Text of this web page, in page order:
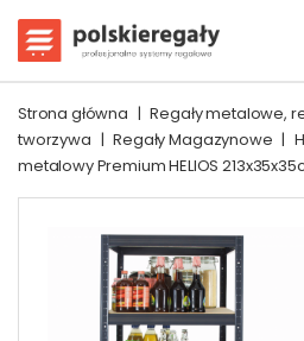
Strona główna | Regały metalowe,
tworzywa | Regały Magazynowe |
metalowy Premium HELIOS